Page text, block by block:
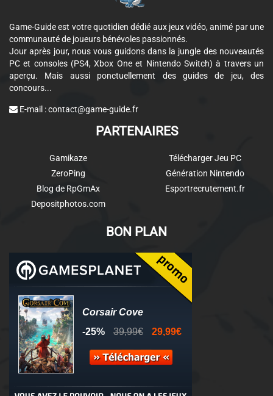
Game-Guide est votre quotidien dédié aux jeux vidéo, animé par une
communauté de joueurs bénévoles passionnés.
Jour après jour, nous vous guidons dans la jungle des nouveautés
PC et consoles (PS4, Xbox One et Nintendo Switch) à travers un
aperçu. Mais aussi ponctuellement des guides de jeu, des
concours...
E-mail :contact@game-guide.fr
PARTENAIRES
Gamikaze
ZeroPing
Blog de RpGmAx
Depositphotos.com
Télécharger Jeu PC
Génération Nintendo
Esportrecrutement.fr
BON PLAN